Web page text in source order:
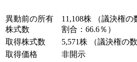
異動前の所有
株式数
11,108株 （議決権の
割合：66.6％）
取得株式数
5,571株 （議決権の数
取得価格
非開示